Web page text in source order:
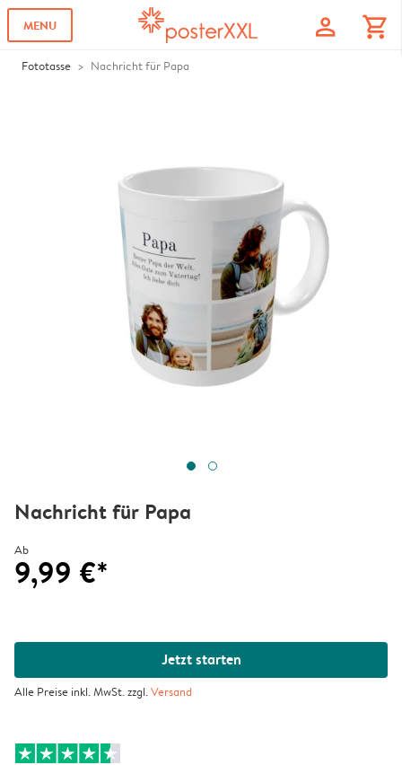
MENU profile shopping_cart
Fototasse Nachricht für Papa
Nachricht für Papa
Ab
9,99 €*
Jetzt starten
Alle Preise inkl. MwSt. zzgl.Versand